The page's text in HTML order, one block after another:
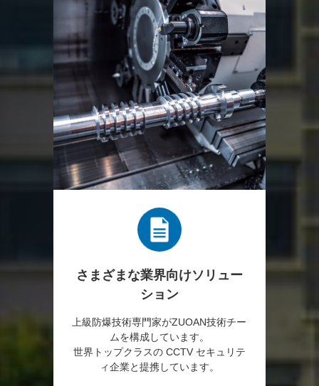
さまざまな業界向けソリュー
ション
上級防爆技術専門家がZUOAN技術チー
ムを構成しています。
世界トップクラスの CCTV セキュリテ
ィ企業と提携しています。